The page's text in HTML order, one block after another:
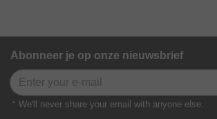
Abonneer je op onze nieuwsbrief
* We'll never share your email with anyone else.